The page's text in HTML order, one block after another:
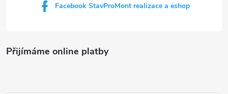
Přijímáme online platby
Facebook StavProMont realizace a eshop